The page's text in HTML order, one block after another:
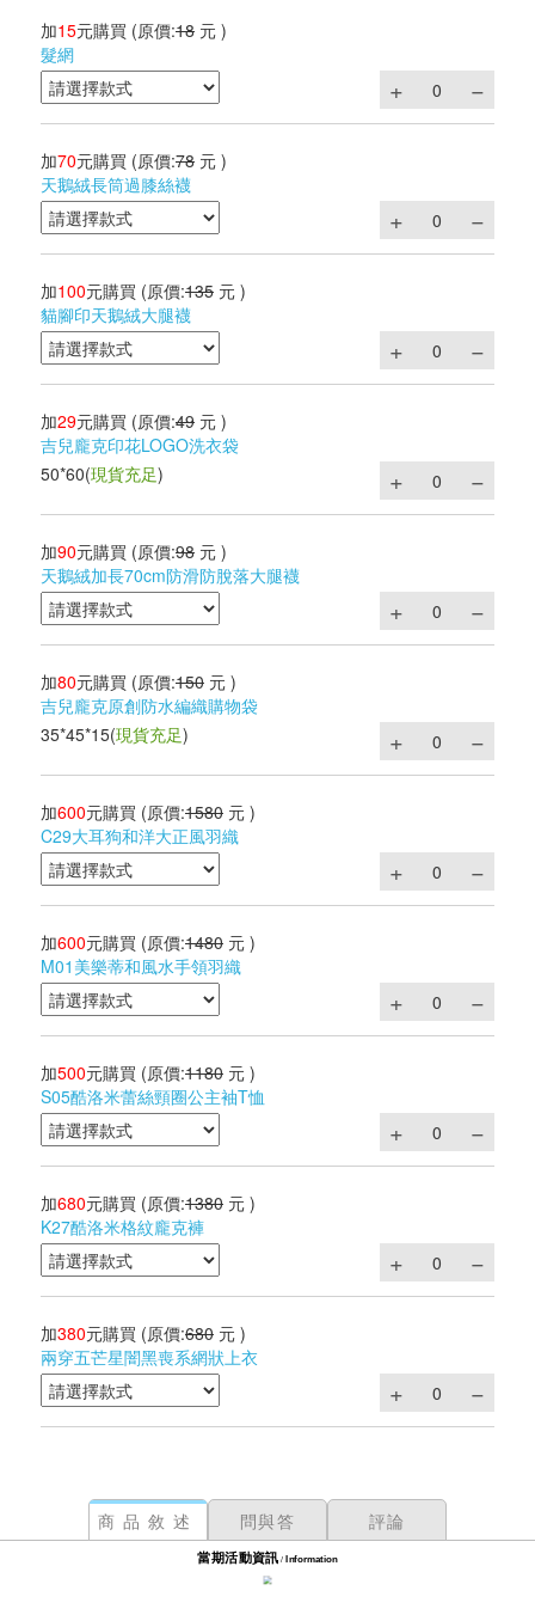
加15元購買 (原價:18 元 )
髮網
加70元購買 (原價:78 元 )
天鵝絨長筒過膝絲襪
加100元購買 (原價:135 元 )
貓腳印天鵝絨大腿襪
加29元購買 (原價:49 元 )
吉兒龐克印花LOGO洗衣袋
50*60(現貨充足)
加90元購買 (原價:98 元 )
天鵝絨加長70cm防滑防脫落大腿襪
加80元購買 (原價:150 元 )
吉兒龐克原創防水編織購物袋
35*45*15(現貨充足)
加600元購買 (原價:1580 元 )
C29大耳狗和洋大正風羽織
加600元購買 (原價:1480 元 )
M01美樂蒂和風水手領羽織
加500元購買 (原價:1180 元 )
S05酷洛米蕾絲頸圈公主袖T恤
加680元購買 (原價:1380 元 )
K27酷洛米格紋龐克褲
加380元購買 (原價:680 元 )
兩穿五芒星闇黑喪系網狀上衣
商品敘述 問與答 評論